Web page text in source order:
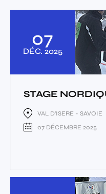
07
DÉC. 2025
STAGE
VAL D'ISERE - SAVOIE
07 DÉCEMBRE 2025